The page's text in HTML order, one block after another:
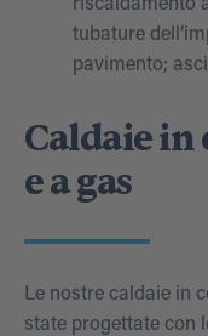
riscaldamento
tubature
pavimento;
Caldaie in
e a gas
Le nostre caldaie in
state progettate con